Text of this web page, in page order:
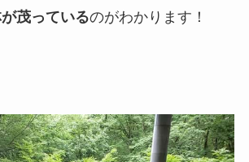
茂っているのがわかります！